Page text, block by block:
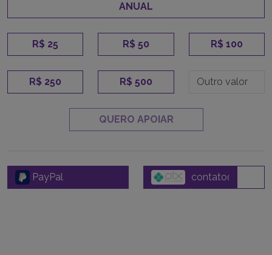
ANUAL
R$ 25 R$ 50 R$ 100
R$ 250 R$ 500
QUERO APOIAR
PayPal